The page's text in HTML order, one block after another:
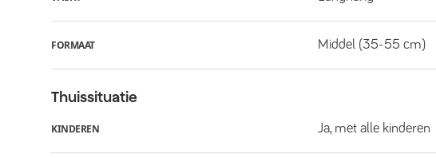
FORMAAT Middel (35-55 cm)
Thuissituatie
KINDEREN Ja, met alle kinderen